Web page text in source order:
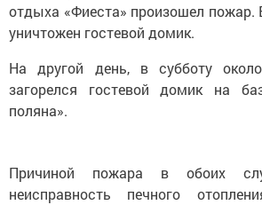
отдыха «Фиеста» произошел пожар.
уничтожен гостевой домик.
На другой день, в субботу
загорелся гостевой домик на
поляна».
Причиной пожара в обоих
неисправность печного